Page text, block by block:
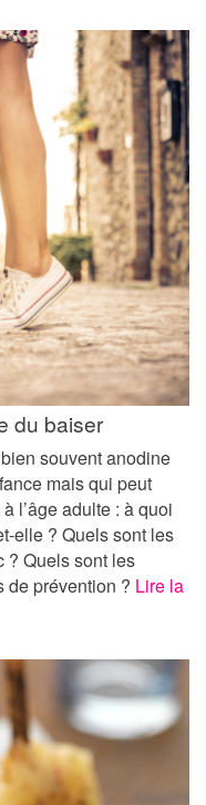
du baiser
souvent anodine
mais qui peut
l’âge adulte : à quoi
elle ? Quels sont les
? Quels sont les
de prévention ? Lire la